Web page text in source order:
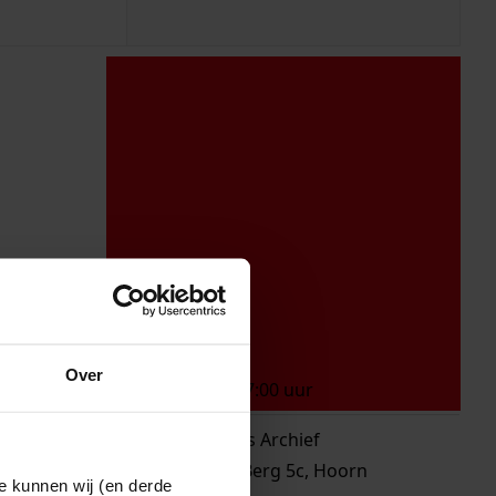
Over
kunnen wij (en derde
17:00 uur
Westfries Archief
Blauwe Berg 5c, Hoorn